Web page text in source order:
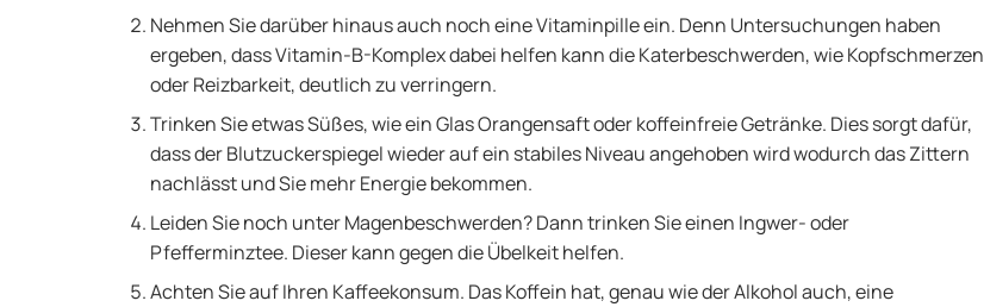
Nehmen Sie darüber hinaus auch noch eine Vitaminpille ein. Denn Untersuchungen haben
ergeben, dass Vitamin-B-Komplex dabei helfen kann die Katerbeschwerden, wie Kopfschmerzen
oder Reizbarkeit, deutlich zu verringern.
Trinken Sie etwas Süßes, wie ein Glas Orangensaft oder koffeinfreie Getränke. Dies sorgt dafür,
dass der Blutzuckerspiegel wieder auf ein stabiles Niveau angehoben wird wodurch das Zittern
nachlässt und Sie mehr Energie bekommen.
Leiden Sie noch unter Magenbeschwerden? Dann trinken Sie einen Ingwer- oder
Pfefferminztee. Dieser kann gegen die Übelkeit helfen.
Achten Sie auf Ihren Kaffeekonsum. Das Koffein hat, genau wie der Alkohol auch, eine